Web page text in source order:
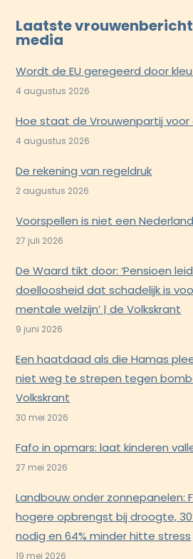
Laatste
media
Wordt de EU geregeerd door
4 augustus 2026
Hoe staat de Vrouwenpartij voor
4 augustus 2026
De rekening van regeldruk
2 augustus 2026
Voorspellen is niet een
27 juli 2026
De Waard tikt door: ‘Pensioen
doelloosheid dat schadelijk is
mentale welzijn’ | de Volkskrant
9 juni 2026
Een haatdaad als die Hamas
niet weg te strepen tegen
Volkskrant
30 mei 2026
Fafo in opmars: laat kinderen
27 mei 2026
Landbouw onder zonnepanelen:
hogere opbrengst bij droogte,
nodig en 64% minder hitte stress
19 mei 2026